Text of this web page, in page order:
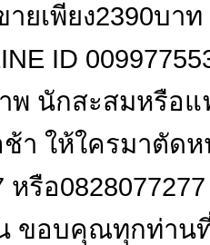
ยเพียง2390บา
ID
พ นักสะสมหรือแ
า ให้ใครมาตัด
หรือ0828077277
ขอบคุณทุกท่านที่